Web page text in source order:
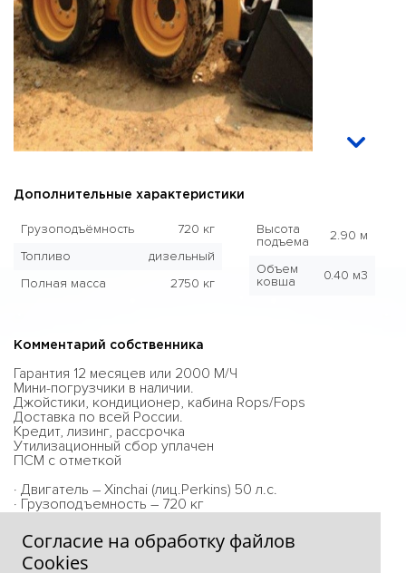
Дополнительные характеристики
Грузоподъёмность
720 кг
Топливо
дизельный
Полная масса
2750 кг
Высота
подъема
2.90 м
Объем
ковша
0.40 м3
Комментарий собственника
Гарантия 12 месяцев или 2000 М/Ч
Мини-погрузчики в наличии.
Джойстики, кондиционер, кабина Rops/Fops
Доставка по всей России.
Кредит, лизинг, рассрочка
Утилизационный сбор уплачен
ПСМ с отметкой
· Двигатель – Xinchai (лиц.Perkins) 50 л.с.
· Грузоподъемность – 720 кг
Согласие на обработку файлов
Сookies